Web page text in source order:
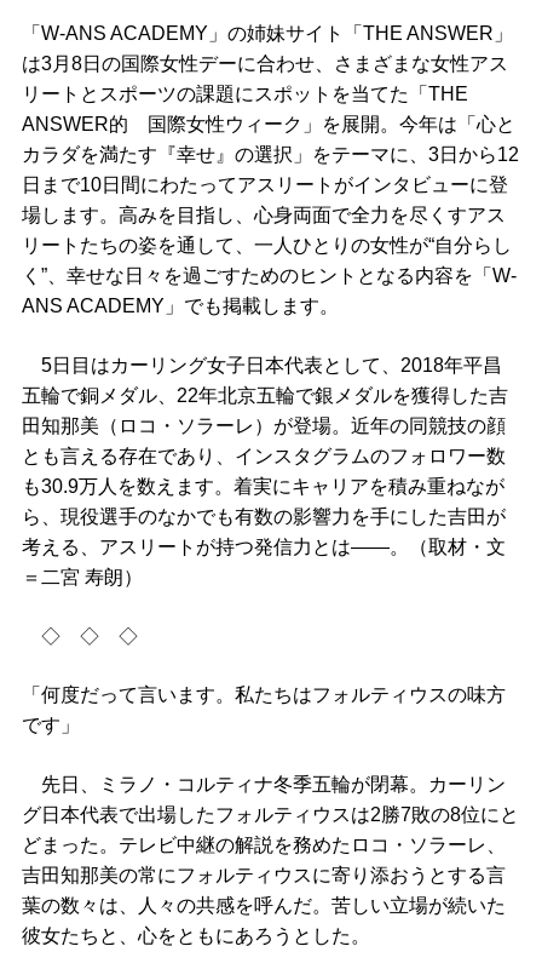
「W-ANS ACADEMY」の姉妹サイト「THE ANSWER」
は3月8日の国際女性デーに合わせ、さまざまな女性アス
リートとスポーツの課題にスポットを当てた「THE
ANSWER的 国際女性ウィーク」を展開。今年は「心と
カラダを満たす『幸せ』の選択」をテーマに、3日から12
日まで10日間にわたってアスリートがインタビューに登
場します。高みを目指し、心身両面で全力を尽くすアス
リートたちの姿を通して、一人ひとりの女性が“自分らし
く”、幸せな日々を過ごすためのヒントとなる内容を「W-
ANS ACADEMY」でも掲載します。
5日目はカーリング女子日本代表として、2018年平昌
五輪で銅メダル、22年北京五輪で銀メダルを獲得した吉
田知那美（ロコ・ソラーレ）が登場。近年の同競技の顔
とも言える存在であり、インスタグラムのフォロワー数
も30.9万人を数えます。着実にキャリアを積み重ねなが
ら、現役選手のなかでも有数の影響力を手にした吉田が
考える、アスリートが持つ発信力とは――。（取材・文
＝二宮 寿朗）
◇ ◇ ◇
「何度だって言います。私たちはフォルティウスの味方
です」
先日、ミラノ・コルティナ冬季五輪が閉幕。カーリン
グ日本代表で出場したフォルティウスは2勝7敗の8位にと
どまった。テレビ中継の解説を務めたロコ・ソラーレ、
吉田知那美の常にフォルティウスに寄り添おうとする言
葉の数々は、人々の共感を呼んだ。苦しい立場が続いた
彼女たちと、心をともにあろうとした。